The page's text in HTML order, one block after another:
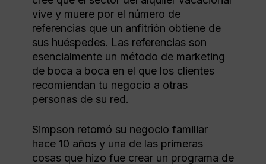
vive y muere por el número de
referencias que un anfitrión obtiene de
sus huéspedes. Las referencias son
esencialmente un método de marketing
de boca a boca en el que los clientes
recomiendan tu negocio a otras
personas de su red.
Simpson retomó su negocio familiar
hace 10 años y una de las primeras
cosas que hizo fue crear un programa de